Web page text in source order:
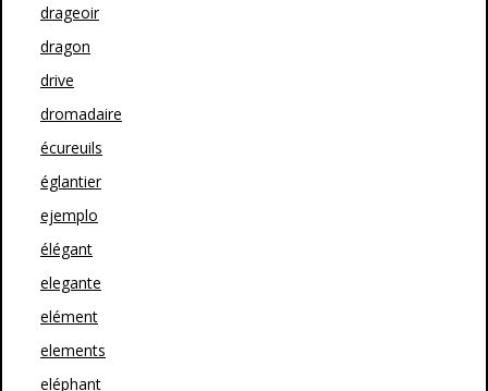
drageoir
dragon
drive
dromadaire
écureuils
églantier
ejemplo
élégant
elegante
elément
elements
eléphant